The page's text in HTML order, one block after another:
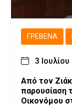
ΓΡΕΒΕΝΆ
3
Από τον
παρουσίαση
Οικονόμου